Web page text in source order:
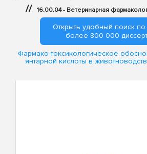
// 16.00.04 - Ветеринарная
Открыть удобный поиск по
более 800 000
Фармако-токсикологическое
янтарной кислоты в